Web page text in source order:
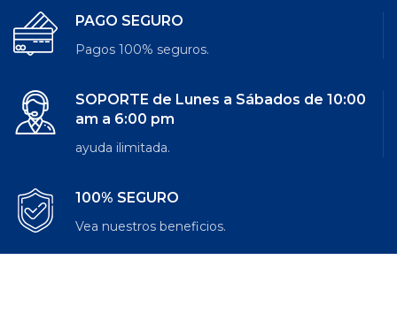
PAGO SEGURO
Pagos 100% seguros.
SOPORTE de Lunes a Sábados de 10:00
am a 6:00 pm
ayuda ilimitada.
100% SEGURO
Vea nuestros beneficios.